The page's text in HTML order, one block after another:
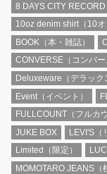
8 DAYS CITY RECORD
10oz denim shirt（10オ
BOOK（本・雑誌）
CONVERSE（コンバー
Deluxeware（デラック
Event（イベント）
FULLCOUNT（フルカ
JUKE BOX
LEVI'S（
Limited（限定）
MOMOTARO JEANS（